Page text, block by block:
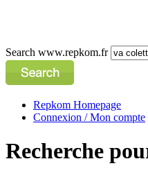
Search www.repkom.fr
Repkom Homepage
Connexion / Mon compte
Recherche